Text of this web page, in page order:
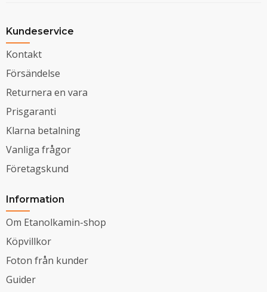
Kundeservice
Kontakt
Försändelse
Returnera en vara
Prisgaranti
Klarna betalning
Vanliga frågor
Företagskund
Information
Om Etanolkamin-shop
Köpvillkor
Foton från kunder
Guider